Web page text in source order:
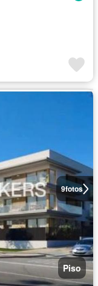
9fotos
Piso